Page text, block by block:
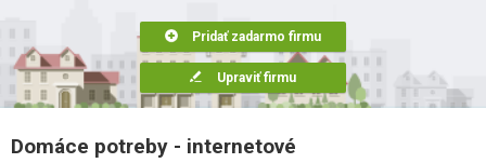
Pridať zadarmo firmu
Upraviť firmu
Domáce potreby - internetové